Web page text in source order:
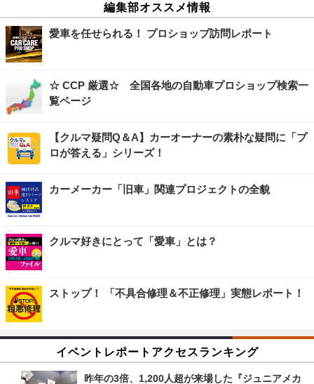
編集部オススメ情報
愛車を任せられる！ プロショップ訪問レポート
☆ CCP 厳選☆ 全国各地の自動車プロショップ検索一
覧ページ
【クルマ疑問Q＆A】カーオーナーの素朴な疑問に「プ
ロが答える」シリーズ！
カーメーカー「旧車」関連プロジェクトの全貌
クルマ好きにとって「愛車」とは？
ストップ！ 「不具合修理＆不正修理」実態レポート！
イベントレポートアクセスランキング
昨年の3倍、1,200人超が来場した『ジュニアメカ